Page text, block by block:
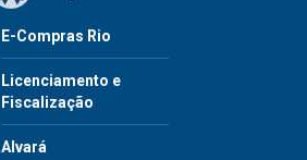
E-Compras Rio
Licenciamento e
Fiscalização
Alvará